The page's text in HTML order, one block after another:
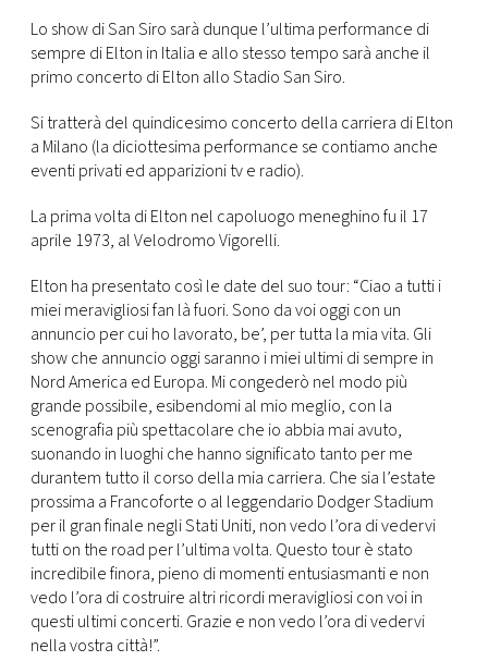
Lo show di San Siro sarà dunque l’ultima performance di
sempre di Elton in Italia e allo stesso tempo sarà anche il
primo concerto di Elton allo Stadio San Siro.
Si tratterà del quindicesimo concerto della carriera di Elton
a Milano (la diciottesima performance se contiamo anche
eventi privati ed apparizioni tv e radio).
La prima volta di Elton nel capoluogo meneghino fu il 17
aprile 1973, al Velodromo Vigorelli.
Elton ha presentato così le date del suo tour: “Ciao a tutti i
miei meravigliosi fan là fuori. Sono da voi oggi con un
annuncio per cui ho lavorato, be’, per tutta la mia vita. Gli
show che annuncio oggi saranno i miei ultimi di sempre in
Nord America ed Europa. Mi congederò nel modo più
grande possibile, esibendomi al mio meglio, con la
scenografia più spettacolare che io abbia mai avuto,
suonando in luoghi che hanno significato tanto per me
durantem tutto il corso della mia carriera. Che sia l’estate
prossima a Francoforte o al leggendario Dodger Stadium
per il gran finale negli Stati Uniti, non vedo l’ora di vedervi
tutti on the road per l’ultima volta. Questo tour è stato
incredibile finora, pieno di momenti entusiasmanti e non
vedo l’ora di costruire altri ricordi meravigliosi con voi in
questi ultimi concerti. Grazie e non vedo l’ora di vedervi
nella vostra città!”.